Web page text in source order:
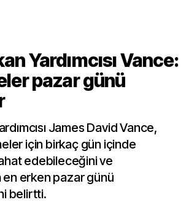
Yardımcısı Vance:
pazar günü
James David Vance,
için birkaç gün içinde
edebileceğini ve
erken pazar günü
belirtti.